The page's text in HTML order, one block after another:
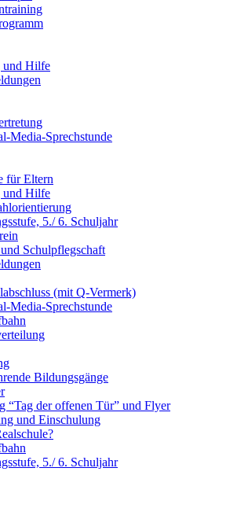
und Hilfe
Media-Sprechstunde
für Eltern
und Hilfe
5./ 6. Schuljahr
Schulpflegschaft
(mit Q-Vermerk)
Media-Sprechstunde
Bildungsgänge
“Tag der offenen Tür” und Flyer
und Einschulung
5./ 6. Schuljahr